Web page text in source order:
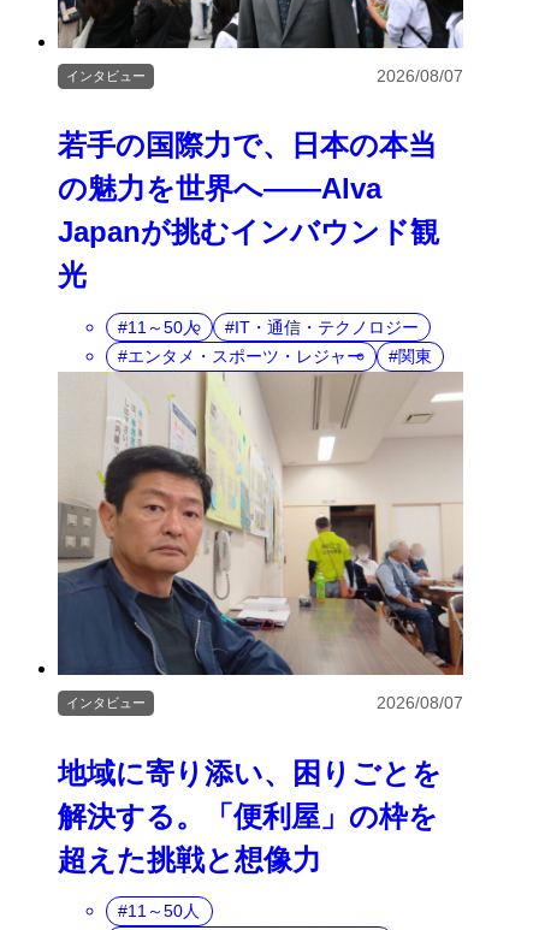
若手の国際力で、日本の本当
の魅力を世界へ――Alva
Japanが挑むインバウンド観
光
インタビュー 2026/08/07
11～50人
IT・通信・テクノロジー
エンタメ・スポーツ・レジャー
関東
地域に寄り添い、困りごとを
解決する。「便利屋」の枠を
超えた挑戦と想像力
インタビュー 2026/08/07
11～50人